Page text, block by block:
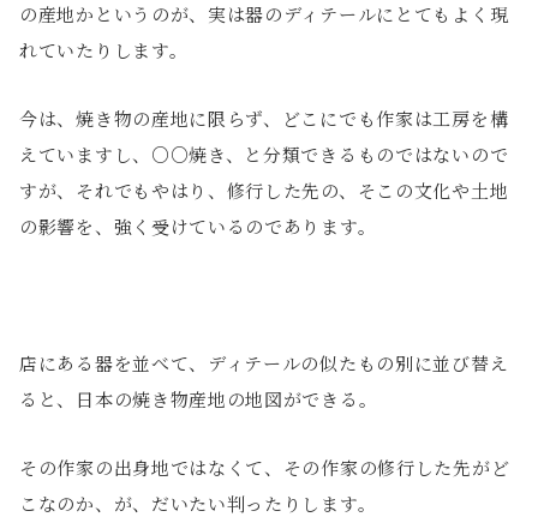
の産地かというのが、実は器のディテールにとてもよく現
れていたりします。
今は、焼き物の産地に限らず、どこにでも作家は工房を構
えていますし、○○焼き、と分類できるものではないので
すが、それでもやはり、修行した先の、そこの文化や土地
の影響を、強く受けているのであります。
店にある器を並べて、ディテールの似たもの別に並び替え
ると、日本の焼き物産地の地図ができる。
その作家の出身地ではなくて、その作家の修行した先がど
こなのか、が、だいたい判ったりします。